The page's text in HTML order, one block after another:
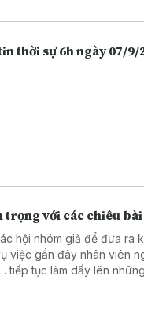
thời sự 6h ngày 07/9/
trọng với các chiêu
hội nhóm giả để đưa ra
việc gần đây nhân viên
tiếp tục làm dấy lên